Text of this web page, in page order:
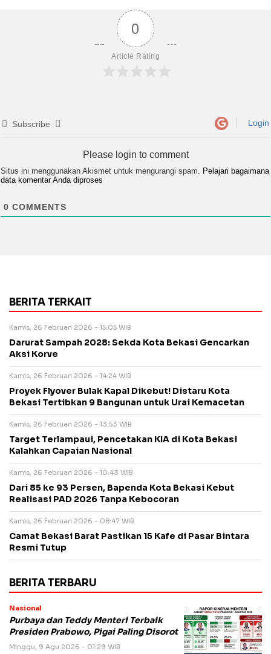
0
Article Rating
Subscribe Login
Please login to comment
Situs ini menggunakan Akismet untuk mengurangi spam.
Pelajari bagaimana
data komentar Anda diproses
0 COMMENTS
BERITA TERKAIT
Kamis, 26 Februari 2026 - 15:05 WIB
Darurat Sampah 2028: Sekda Kota Bekasi Gencarkan
Aksi Korve
Kamis, 26 Februari 2026 - 14:24 WIB
Proyek Flyover Bulak Kapal Dikebut! Distaru Kota
Bekasi Tertibkan 9 Bangunan untuk Urai Kemacetan
Kamis, 26 Februari 2026 - 13:53 WIB
Target Terlampaui, Pencetakan KIA di Kota Bekasi
Kalahkan Capaian Nasional
Kamis, 26 Februari 2026 - 10:43 WIB
Dari 85 ke 93 Persen, Bapenda Kota Bekasi Kebut
Realisasi PAD 2026 Tanpa Kebocoran
Kamis, 26 Februari 2026 - 08:47 WIB
Camat Bekasi Barat Pastikan 15 Kafe di Pasar Bintara
Resmi Tutup
BERITA TERBARU
Nasional
Purbaya dan Teddy Menteri Terbaik
Presiden Prabowo, Pigai Paling Disorot
Minggu, 9 Agu 2026 - 01:29 WIB